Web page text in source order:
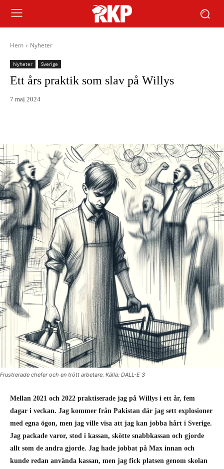
Hem Nyheter
Nyheter Sverige
Ett års praktik som slav på Willys
7 maj 2024
Frustrerade chefer och en trött arbetare. Källa: DALL-E 3
Mellan 2021 och 2022 praktiserade jag på Willys i ett år, fem
dagar i veckan. Jag kommer från Pakistan där jag sett explosioner
med egna ögon, men jag ville visa att jag kan jobba hårt i Sverige.
Jag packade varor, stod i kassan, skötte snabbkassan och gjorde
allt som de andra gjorde. Jag hade jobbat på Max innan och
kunde redan använda kassan, men jag fick platsen genom skolan